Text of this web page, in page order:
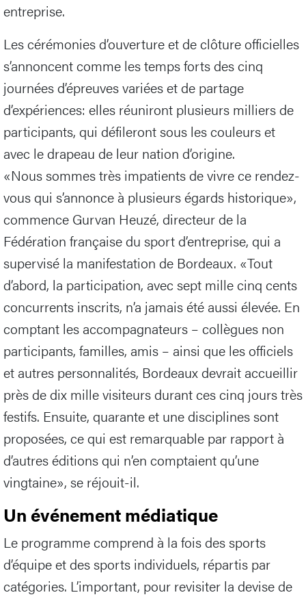
entreprise.
Les cérémonies d’ouverture et de clôture officielles
s’annoncent comme les temps forts des cinq
journées d’épreuves variées et de partage
d’expériences: elles réuniront plusieurs milliers de
participants, qui défileront sous les couleurs et
avec le drapeau de leur nation d’origine.
«Nous sommes très impatients de vivre ce rendez-
vous qui s’annonce à plusieurs égards historique»,
commence Gurvan Heuzé, directeur de la
Fédération française du sport d’entreprise, qui a
supervisé la manifestation de Bordeaux. «Tout
d’abord, la participation, avec sept mille cinq cents
concurrents inscrits, n’a jamais été aussi élevée. En
comptant les accompagnateurs – collègues non
participants, familles, amis – ainsi que les officiels
et autres personnalités, Bordeaux devrait accueillir
près de dix mille visiteurs durant ces cinq jours très
festifs. Ensuite, quarante et une disciplines sont
proposées, ce qui est remarquable par rapport à
d’autres éditions qui n’en comptaient qu’une
vingtaine», se réjouit-il.
Un événement médiatique
Le programme comprend à la fois des sports
d’équipe et des sports individuels, répartis par
catégories. L’important, pour revisiter la devise de